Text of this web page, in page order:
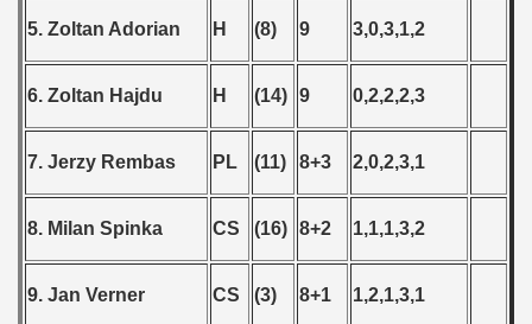
5. Zoltan Adorian H (8) 9 3,0,3,1,2
6. Zoltan Hajdu H (14) 9 0,2,2,2,3
7. Jerzy Rembas PL (11) 8+3 2,0,2,3,1
8. Milan Spinka CS (16) 8+2 1,1,1,3,2
9. Jan Verner CS (3) 8+1 1,2,1,3,1